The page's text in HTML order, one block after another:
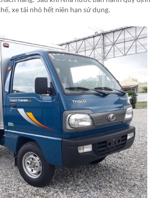
xe tải nhỏ hết niên hạn sử dụng.